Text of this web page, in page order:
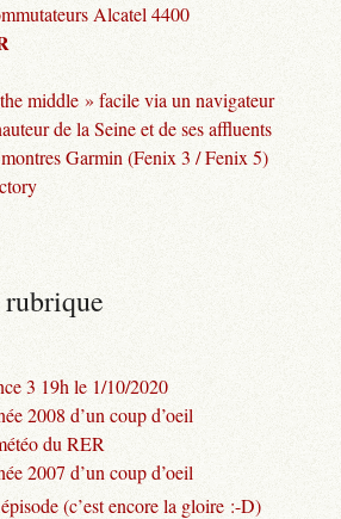
Alcatel 4400
middle » facile via un navigateur
de la Seine et de ses affluents
Garmin (Fenix 3 / Fenix 5)
3 19h le 1/10/2020
2008 d’un coup d’oeil
du RER
2007 d’un coup d’oeil
épisode (c’est encore la gloire :-D)